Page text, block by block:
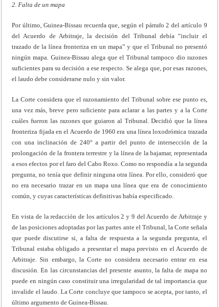
2. Falta de un mapa
Por último, Guinea-Bissau recuerda que, según el párrafo 2 del artículo 9
del Acuerdo de Arbitraje, la decisión del Tribunal debía “incluir el
trazado de la línea fronteriza en un mapa” y que el Tribunal no presentó
ningún mapa. Guinea-Bissau alega que el Tribunal tampoco dio razones
suficientes para su decisión a ese respecto. Se alega que, por esas razones,
el laudo debe considerarse nulo y sin valor.
La Corte considera que el razonamiento del Tribunal sobre ese punto es,
una vez más, breve pero suficiente para aclarar a las partes y a la Corte
cuáles fueron las razones que guiaron al Tribunal. Decidió que la línea
fronteriza fijada en el Acuerdo de 1960 era una línea loxodrómica trazada
con una inclinación de 240° a partir del punto de intersección de la
prolongación de la frontera terrestre y la línea de la bajamar, representada
a esos efectos por el faro del Cabo Roxo. Como no respondía a la segunda
pregunta, no tenía que definir ninguna otra línea. Por ello, consideró que
no era necesario trazar en un mapa una línea que era de conocimiento
común, y cuyas características definitivas había especificado.
En vista de la redacción de los artículos 2 y 9 del Acuerdo de Arbitraje y
de las posiciones adoptadas por las partes ante el Tribunal, la Corte señala
que puede discutirse si, a falta de respuesta a la segunda pregunta, el
Tribunal estaba obligado a presentar el mapa previsto en el Acuerdo de
Arbitraje. Sin embargo, la Corte no considera necesario entrar en esa
discusión. En las circunstancias del presente asunto, la falta de mapa no
puede en ningún caso constituir una irregularidad de tal importancia que
invalide el laudo. La Corte concluye que tampoco se acepta, por tanto, el
último argumento de Guinea-Bissau.